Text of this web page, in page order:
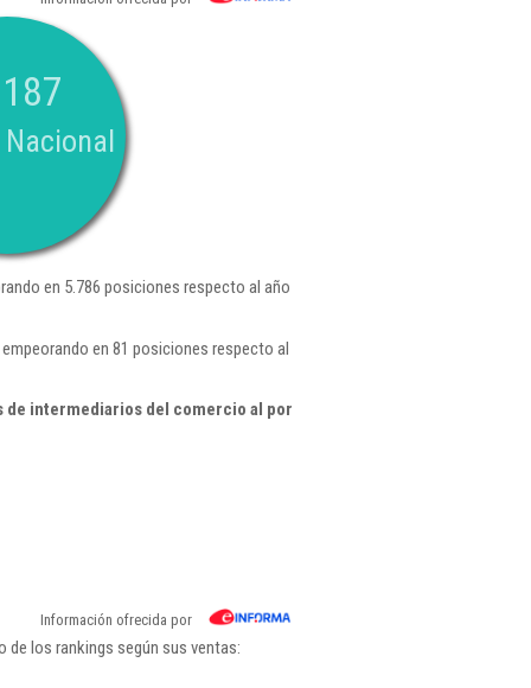
en 5.786 posiciones respecto al año
en 81 posiciones respecto al
de intermediarios del comercio al por
Información ofrecida por
de los rankings según sus ventas: